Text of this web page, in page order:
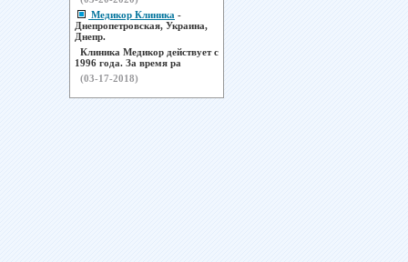
Медикор Клиника -
Днепропетровская, Украина,
Днепр.
Клиника Медикор действует с
1996 года. За время ра
(03-17-2018)